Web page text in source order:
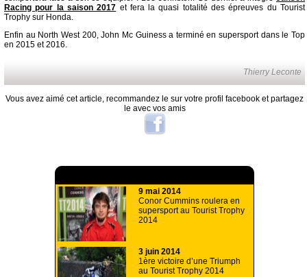
Racing pour la saison 2017 et fera la quasi totalité des épreuves du Tourist
Trophy sur Honda.
Enfin au North West 200, John Mc Guiness a terminé en supersport dans le Top
en 2015 et 2016.
Thierry Leconte
Vous avez aimé cet article, recommandez le sur votre profil facebook et partagez
le avec vos amis
9 mai 2014
Conor Cummins roulera en
supersport au Tourist Trophy
2014
3 juin 2014
1ère victoire d’une Triumph
au Tourist Trophy 2014